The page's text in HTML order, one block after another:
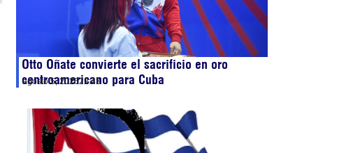
Otto Oñate convierte el sacrificio en oro
centroamericano para Cuba
agosto 5, 202622:43